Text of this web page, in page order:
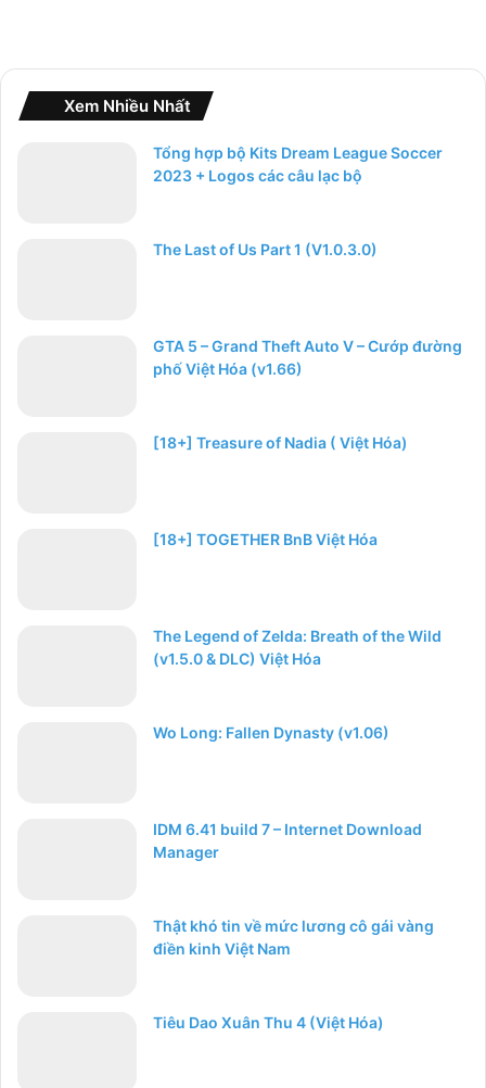
Xem Nhiều Nhất
Tổng hợp bộ Kits Dream League Soccer
2023 + Logos các câu lạc bộ
The Last of Us Part 1 (V1.0.3.0)
GTA 5 – Grand Theft Auto V – Cướp đường
phố Việt Hóa (v1.66)
[18+] Treasure of Nadia ( Việt Hóa)
[18+] TOGETHER BnB Việt Hóa
The Legend of Zelda: Breath of the Wild
(v1.5.0 & DLC) Việt Hóa
Wo Long: Fallen Dynasty (v1.06)
IDM 6.41 build 7 – Internet Download
Manager
Thật khó tin về mức lương cô gái vàng
điền kinh Việt Nam
Tiêu Dao Xuân Thu 4 (Việt Hóa)